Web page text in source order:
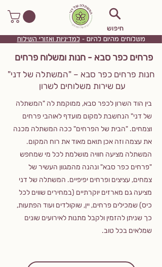
חיפוש
משלוחים מהיום להיום - למדיניות ואזורי השילוח
פרחים כפר סבא - חנות ומשלוח פרחים
חנות פרחים כפר סבא – "המשתלה של דני"
עם שירות משלוחים לשרון
בין הוד השרון לכפר סבא, ממוקמת לה "המשתלה
של דני" הנחשבת למקום מועדף לאוהבי פרחים
וצמחים. "הבית של הפרחים" ככה המשתלה מכנה
את עצמה וזה אכן תואם מאוד את רוח המקום.
המשתלה מציעה חוויה מושלמת לכל מי שמחפש
"פרחים כפר סבא" ונהנה מהמגוון העשיר של
צמחים, עציצים ופרחים יפיפיים. המשתלה של דני
מציעה גם מארזים יוקרתיים (במחירים שווים לכל
כיס) שמכילים פרחים, יין, שוקולדים ועוד הפתעות,
כך שניתן להזמין ולקבל מתנות לאירועים שונים
שמלאים בכל טוב.